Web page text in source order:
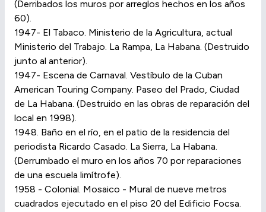
(Derribados los muros por arreglos hechos en los años
60).
1947- El Tabaco. Ministerio de la Agricultura, actual
Ministerio del Trabajo. La Rampa, La Habana. (Destruido
junto al anterior).
1947- Escena de Carnaval. Vestíbulo de la Cuban
American Touring Company. Paseo del Prado, Ciudad
de La Habana. (Destruido en las obras de reparación del
local en 1998).
1948. Baño en el río, en el patio de la residencia del
periodista Ricardo Casado. La Sierra, La Habana.
(Derrumbado el muro en los años 70 por reparaciones
de una escuela limítrofe).
1958 - Colonial. Mosaico - Mural de nueve metros
cuadrados ejecutado en el piso 20 del Edificio Focsa.